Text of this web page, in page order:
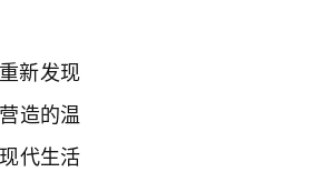
新发现
造的温
代生活